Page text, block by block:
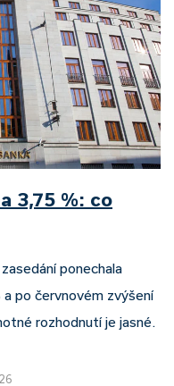
3,75 %: co
ponechala
a po červnovém zvýšení
rozhodnutí je jasné.